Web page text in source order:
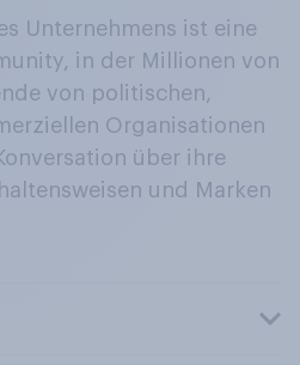
Unternehmens ist eine
in der Millionen von
von politischen,
Organisationen
über ihre
und Marken